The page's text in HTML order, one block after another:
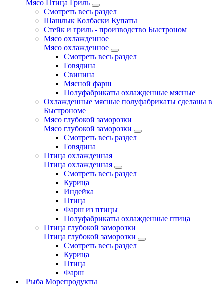
Мясо Птица Гриль
Смотреть весь раздел
Шашлык Колбаски Купаты
Стейк и гриль - производство Быстроном
Мясо охлажденное
Мясо охлажденное
Смотреть весь раздел
Говядина
Свинина
Мясной фарш
Полуфабрикаты охлажденные мясные
Охлажденные мясные полуфабрикаты сделаны в
Быстрономе
Мясо глубокой заморозки
Мясо глубокой заморозки
Смотреть весь раздел
Говядина
Птица охлажденная
Птица охлажденная
Смотреть весь раздел
Курица
Индейка
Птица
Фарш из птицы
Полуфабрикаты охлажденные птица
Птица глубокой заморозки
Птица глубокой заморозки
Смотреть весь раздел
Курица
Птица
Фарш
Рыба Морепродукты